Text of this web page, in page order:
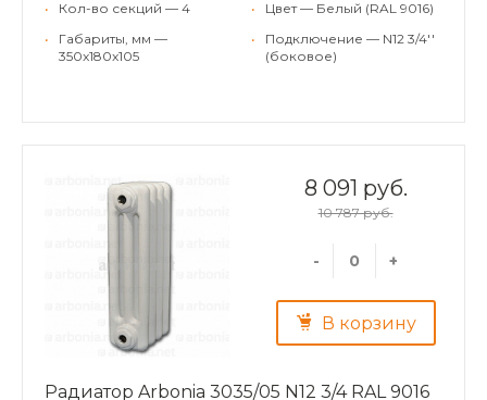
•
Кол-во секций — 4
•
Габариты, мм —
350x180x105
•
Цвет — Белый (RAL 9016)
•
Подключение — N12 3/4''
(боковое)
8 091 руб.
10 787 руб.
- +
В корзину
Радиатор Arbonia 3035/05 N12 3/4 RAL 9016